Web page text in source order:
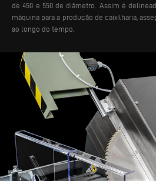
de 450 e 550 de diâmetro. Assim é
máquina para a produção de caixilharia,
ao longo do tempo.